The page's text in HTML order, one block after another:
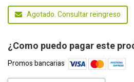
Agotado. Consultar reingreso
¿Como puedo pagar este
Promos bancarias